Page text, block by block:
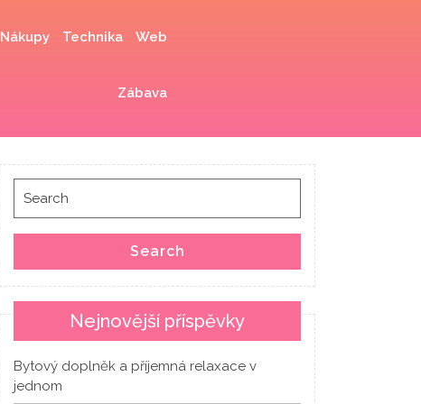
Nákupy Technika Web
Zábava
for:
Search
Nejnovější příspěvky
Bytový doplněk a příjemná relaxace v
jednom